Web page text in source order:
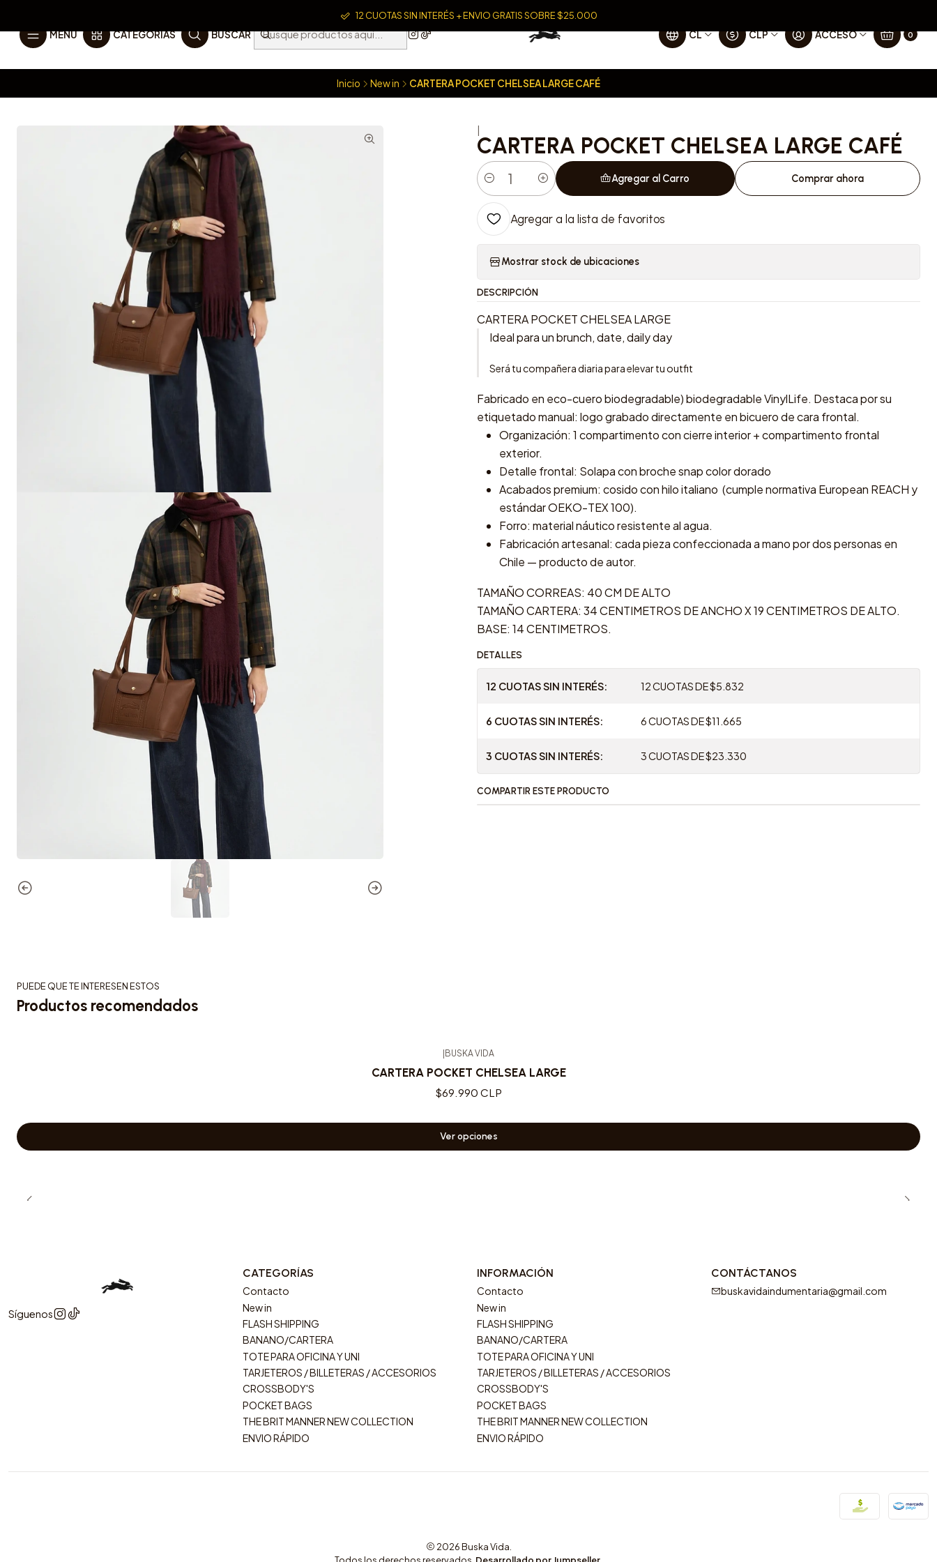
MENÚ CATEGORÍAS BUSCAR CL CLP ACCESO 0
12 CUOTAS SIN INTERÉS + ENVIO GRATIS SOBRE $25.000
Inicio New in CARTERA POCKET CHELSEA LARGE CAFÉ
CARTERA POCKET CHELSEA LARGE CAFÉ
Cantidad
Agregar al Carro Comprar ahora
Agregar a la lista de favoritos
Mostrar stock de ubicaciones
DESCRIPCIÓN
CARTERA POCKET CHELSEA LARGE
Ideal para un brunch, date, daily day
Será tu compañera diaria para elevar tu outfit
Fabricado en eco-cuero biodegradable) biodegradable VinylLife. Destaca por su
etiquetado manual: logo grabado directamente en bicuero de cara frontal.
Organización: 1 compartimento con cierre interior + compartimento frontal
exterior.
Detalle frontal: Solapa con broche snap color dorado
Acabados premium: cosido con hilo italiano (cumple normativa European REACH y
estándar OEKO-TEX 100).
Forro: material náutico resistente al agua.
Fabricación artesanal: cada pieza confeccionada a mano por dos personas en
Chile — producto de autor.
TAMAÑO CORREAS: 40 CM DE ALTO
TAMAÑO CARTERA: 34 CENTIMETROS DE ANCHO X 19 CENTIMETROS DE ALTO.
BASE: 14 CENTIMETROS.
DETALLES
12 CUOTAS SIN INTERÉS: 12 CUOTAS DE $5.832
6 CUOTAS SIN INTERÉS: 6 CUOTAS DE $11.665
3 CUOTAS SIN INTERÉS: 3 CUOTAS DE $23.330
COMPARTIR ESTE PRODUCTO
PUEDE QUE TE INTERESEN ESTOS
Productos recomendados
|BUSKA VIDA
CARTERA POCKET CHELSEA LARGE
$69.990 CLP
Ver opciones
Síguenos
CATEGORÍAS
Contacto
New in
FLASH SHIPPING
BANANO/CARTERA
TOTE PARA OFICINA Y UNI
TARJETEROS / BILLETERAS / ACCESORIOS
CROSSBODY'S
POCKET BAGS
THE BRIT MANNER NEW COLLECTION
ENVIO RÁPIDO
INFORMACIÓN
Contacto
New in
FLASH SHIPPING
BANANO/CARTERA
TOTE PARA OFICINA Y UNI
TARJETEROS / BILLETERAS / ACCESORIOS
CROSSBODY'S
POCKET BAGS
THE BRIT MANNER NEW COLLECTION
ENVIO RÁPIDO
CONTÁCTANOS
buskavidaindumentaria@gmail.com
2026 Buska Vida.
Todos los derechos reservados. Desarrollado por Jumpseller